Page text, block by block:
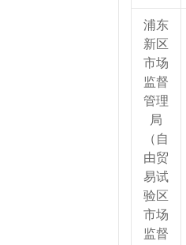
浦东
新区
市场
监督
管理
局
（自
由贸
易试
验区
市场
监督